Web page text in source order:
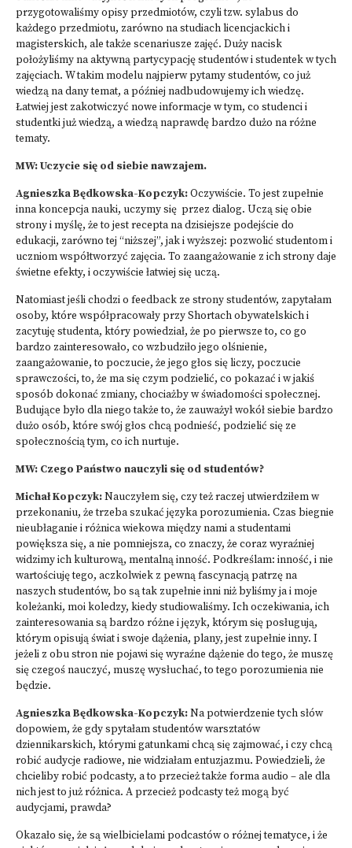
przygotowaliśmy opisy przedmiotów, czyli tzw. sylabus do
każdego przedmiotu, zarówno na studiach licencjackich i
magisterskich, ale także scenariusze zajęć. Duży nacisk
położyliśmy na aktywną partycypację studentów i studentek w tych
zajęciach. W takim modelu najpierw pytamy studentów, co już
wiedzą na dany temat, a później nadbudowujemy ich wiedzę.
Łatwiej jest zakotwiczyć nowe informacje w tym, co studenci i
studentki już wiedzą, a wiedzą naprawdę bardzo dużo na różne
tematy.
MW: Uczycie się od siebie nawzajem.
Agnieszka Będkowska-Kopczyk:Oczywiście. To jest zupełnie
inna koncepcja nauki, uczymy się przez dialog. Uczą się obie
strony i myślę, że to jest recepta na dzisiejsze podejście do
edukacji, zarówno tej “niższej”, jak i wyższej: pozwolić studentom i
uczniom współtworzyć zajęcia. To zaangażowanie z ich strony daje
świetne efekty, i oczywiście łatwiej się uczą.
Natomiast jeśli chodzi o feedback ze strony studentów, zapytałam
osoby, które współpracowały przy Shortach obywatelskich i
zacytuję studenta, który powiedział, że po pierwsze to, co go
bardzo zainteresowało, co wzbudziło jego olśnienie,
zaangażowanie, to poczucie, że jego głos się liczy, poczucie
sprawczości, to, że ma się czym podzielić, co pokazać i w jakiś
sposób dokonać zmiany, chociażby w świadomości społecznej.
Budujące było dla niego także to, że zauważył wokół siebie bardzo
dużo osób, które swój głos chcą podnieść, podzielić się ze
społecznością tym, co ich nurtuje.
MW: Czego Państwo nauczyli się od studentów?
Michał Kopczyk:Nauczyłem się, czy też raczej utwierdziłem w
przekonaniu, że trzeba szukać języka porozumienia. Czas biegnie
nieubłaganie i różnica wiekowa między nami a studentami
powiększa się, a nie pomniejsza, co znaczy, że coraz wyraźniej
widzimy ich kulturową, mentalną inność. Podkreślam: inność, i nie
wartościuję tego, aczkolwiek z pewną fascynacją patrzę na
naszych studentów, bo są tak zupełnie inni niż byliśmy ja i moje
koleżanki, moi koledzy, kiedy studiowaliśmy. Ich oczekiwania, ich
zainteresowania są bardzo różne i język, którym się posługują,
którym opisują świat i swoje dążenia, plany, jest zupełnie inny. I
jeżeli z obu stron nie pojawi się wyraźne dążenie do tego, że muszę
się czegoś nauczyć, muszę wysłuchać, to tego porozumienia nie
będzie.
Agnieszka Będkowska-Kopczyk:Na potwierdzenie tych słów
dopowiem, że gdy spytałam studentów warsztatów
dziennikarskich, którymi gatunkami chcą się zajmować, i czy chcą
robić audycje radiowe, nie widziałam entuzjazmu. Powiedzieli, że
chcieliby robić podcasty, a to przecież także forma audio – ale dla
nich jest to już różnica. A przecież podcasty też mogą być
audycjami, prawda?
Okazało się, że są wielbicielami podcastów o różnej tematyce, i że